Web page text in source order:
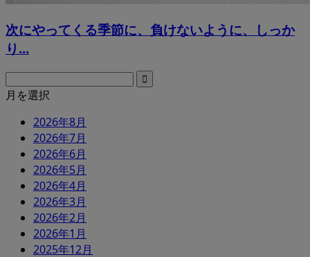
次にやってくる季節に、負けないように、しっか
り...
月を選択
2026年8月
2026年7月
2026年6月
2026年5月
2026年4月
2026年3月
2026年2月
2026年1月
2025年12月